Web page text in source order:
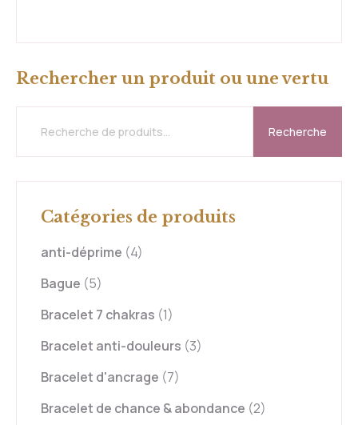
Rechercher un produit ou une vertu
Recherche
Catégories de produits
anti-déprime (4)
Bague (5)
Bracelet 7 chakras (1)
Bracelet anti-douleurs (3)
Bracelet d'ancrage (7)
Bracelet de chance & abondance (2)